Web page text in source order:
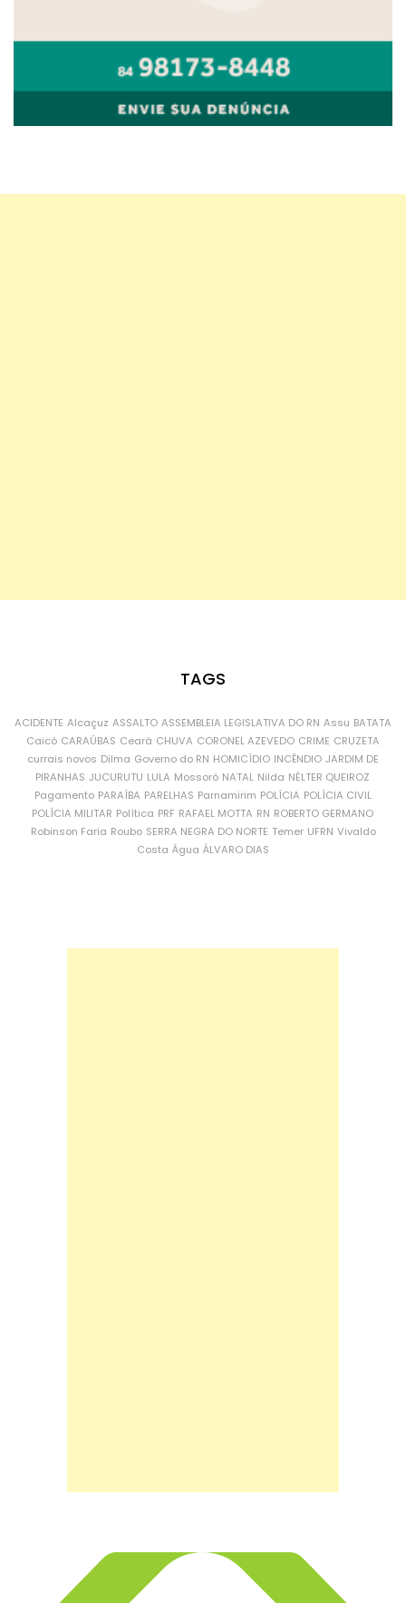
TAGS
ACIDENTE Alcaçuz ASSALTO ASSEMBLEIA LEGISLATIVA DO RN Assu BATATA
Caicó CARAÚBAS Ceará CHUVA CORONEL AZEVEDO CRIME CRUZETA
currais novos Dilma Governo do RN HOMICÍDIO INCÊNDIO JARDIM DE
PIRANHAS JUCURUTU LULA Mossoró NATAL Nilda NÉLTER QUEIROZ
Pagamento PARAÍBA PARELHAS Parnamirim POLÍCIA POLÍCIA CIVIL
POLÍCIA MILITAR Política PRF RAFAEL MOTTA RN ROBERTO GERMANO
Robinson Faria Roubo SERRA NEGRA DO NORTE Temer UFRN Vivaldo
Costa Água ÁLVARO DIAS